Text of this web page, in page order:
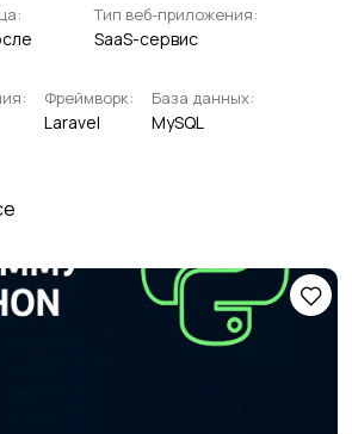
Тип веб-приложения:
SaaS-сервис
Фреймворк:
Laravel
База данных:
MySQL